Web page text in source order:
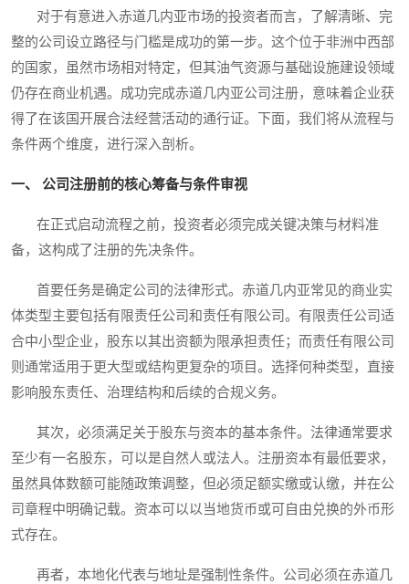
对于有意进入赤道几内亚市场的投资者而言，了解清晰、完
整的公司设立路径与门槛是成功的第一步。这个位于非洲中西部
的国家，虽然市场相对特定，但其油气资源与基础设施建设领域
仍存在商业机遇。成功完成赤道几内亚公司注册，意味着企业获
得了在该国开展合法经营活动的通行证。下面，我们将从流程与
条件两个维度，进行深入剖析。
一、 公司注册前的核心筹备与条件审视
在正式启动流程之前，投资者必须完成关键决策与材料准
备，这构成了注册的先决条件。
首要任务是确定公司的法律形式。赤道几内亚常见的商业实
体类型主要包括有限责任公司和责任有限公司。有限责任公司适
合中小型企业，股东以其出资额为限承担责任；而责任有限公司
则通常适用于更大型或结构更复杂的项目。选择何种类型，直接
影响股东责任、治理结构和后续的合规义务。
其次，必须满足关于股东与资本的基本条件。法律通常要求
至少有一名股东，可以是自然人或法人。注册资本有最低要求，
虽然具体数额可能随政策调整，但必须足额实缴或认缴，并在公
司章程中明确记载。资本可以以当地货币或可自由兑换的外币形
式存在。
再者，本地化代表与地址是强制性条件。公司必须在赤道几